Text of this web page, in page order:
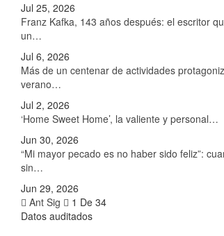
Jul 25, 2026
Franz Kafka, 143 años después: el escritor
un…
Jul 6, 2026
Más de un centenar de actividades
verano…
Jul 2, 2026
‘Home Sweet Home’, la valiente y personal…
Jun 30, 2026
“Mi mayor pecado es no haber sido feliz”:
sin…
Jun 29, 2026
Ant Sig
1 De 34
Datos auditados